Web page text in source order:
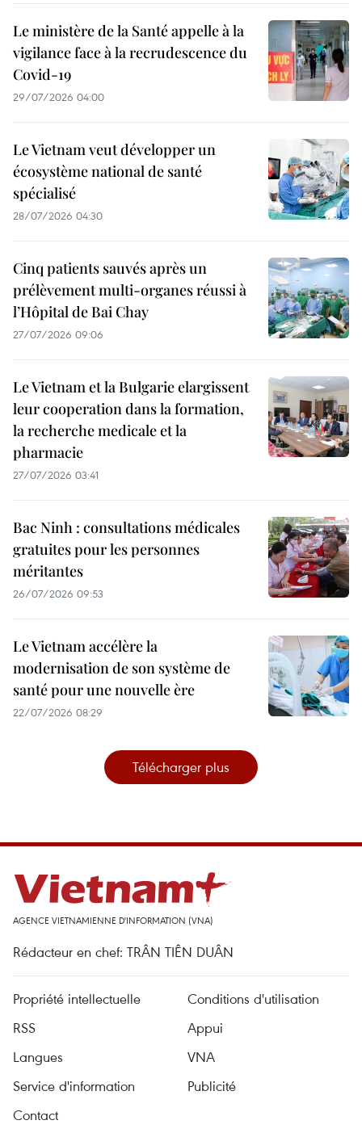
Le ministère de la Santé appelle à la
vigilance face à la recrudescence du
Covid-19
29/07/2026 04:00
Le Vietnam veut développer un
écosystème national de santé
spécialisé
28/07/2026 04:30
Cinq patients sauvés après un
prélèvement multi-organes réussi à
l’Hôpital de Bai Chay
27/07/2026 09:06
Le Vietnam et la Bulgarie elargissent
leur cooperation dans la formation,
la recherche medicale et la
pharmacie
27/07/2026 03:41
Bac Ninh : consultations médicales
gratuites pour les personnes
méritantes
26/07/2026 09:53
Le Vietnam accélère la
modernisation de son système de
santé pour une nouvelle ère
22/07/2026 08:29
Télécharger plus
AGENCE VIETNAMIENNE D'INFORMATION (VNA)
Rédacteur en chef: TRÂN TIÊN DUÂN
Propriété intellectuelle
Conditions d'utilisation
RSS
Appui
Langues
VNA
Service d'information
Publicité
Contact